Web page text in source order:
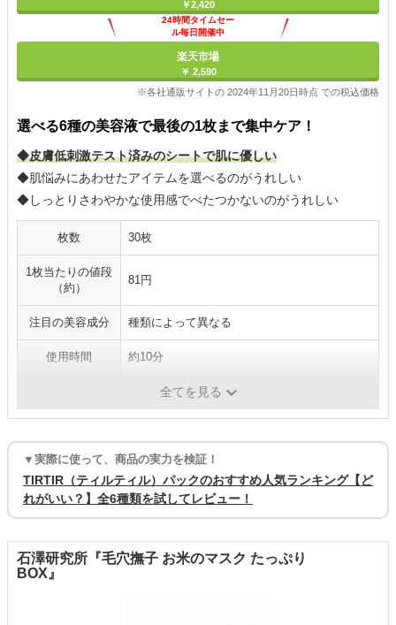
￥2,420
24時間タイムセー
ル毎日開催中
楽天市場
￥ 2,590
※各社通販サイトの 2024年11月20日時点 での税込価格
選べる6種の美容液で最後の1枚まで集中ケア！
◆皮膚低刺激テスト済みのシートで肌に優しい
◆肌悩みにあわせたアイテムを選べるのがうれしい
◆しっとりさわやかな使用感でべたつかないのがうれしい
枚数 30枚
1枚当たりの値段
（約）
81円
注目の美容成分 種類によって異なる
使用時間 約10分
全てを見る
▼実際に使って、商品の実力を検証！
TIRTIR（ティルティル）パックのおすすめ人気ランキング【ど
れがいい？】全6種類を試してレビュー！
石澤研究所『毛穴撫子 お米のマスク たっぷり
BOX』